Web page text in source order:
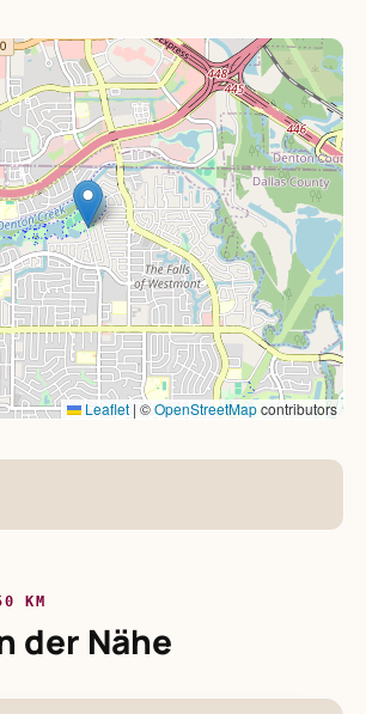
Leaflet | ©OpenStreetMapcontributors
KM
der Nähe